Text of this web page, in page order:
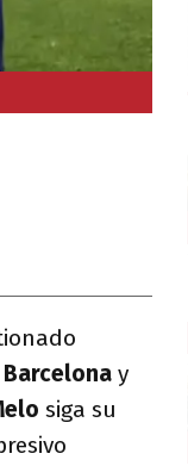
Barcelona y
siga su